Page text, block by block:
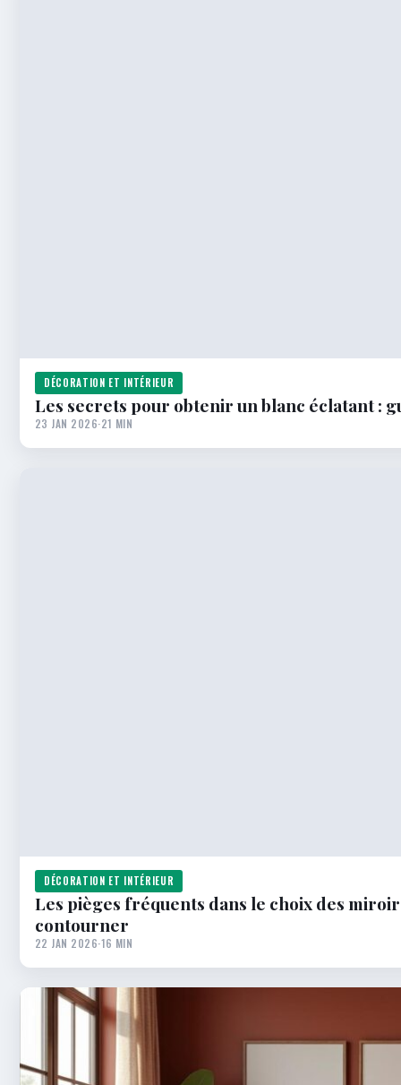
DÉCORATION ET INTÉRIEUR
Les secrets pour obtenir un blanc éclatant :
23 JAN 2026·21 MIN
DÉCORATION ET INTÉRIEUR
Les pièges fréquents dans le choix des
contourner
22 JAN 2026·16 MIN